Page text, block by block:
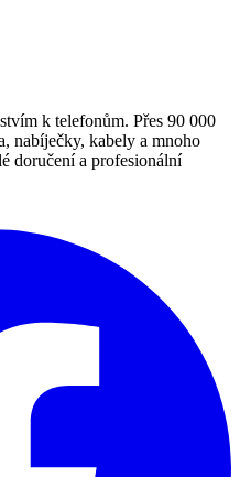
k telefonům. Přes 90 000
nabíječky, kabely a mnoho
doručení a profesionální